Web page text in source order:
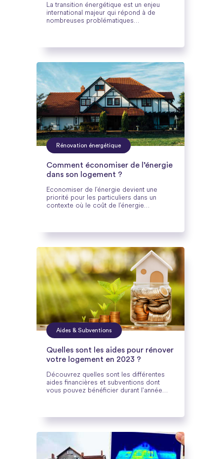
La transition énergétique est un enjeu
international majeur qui répond à de
nombreuses problématiques
Rénovation énergétique
Comment économiser de l’énergie
dans son logement ?
Economiser de l’énergie devient une
priorité pour les particuliers dans un
contexte où le coût de l’énergie
Aides & Subventions
Quelles sont les aides pour rénover
votre logement en 2023 ?
Découvrez quelles sont les différentes
aides financières et subventions dont
vous pouvez bénéficier durant l'année